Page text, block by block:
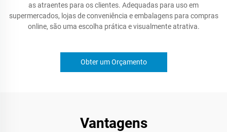
as atraentes para os clientes. Adequadas para uso em
supermercados, lojas de conveniência e embalagens para compras
online, são uma escolha prática e visualmente atrativa.
Obter um Orçamento
Vantagens